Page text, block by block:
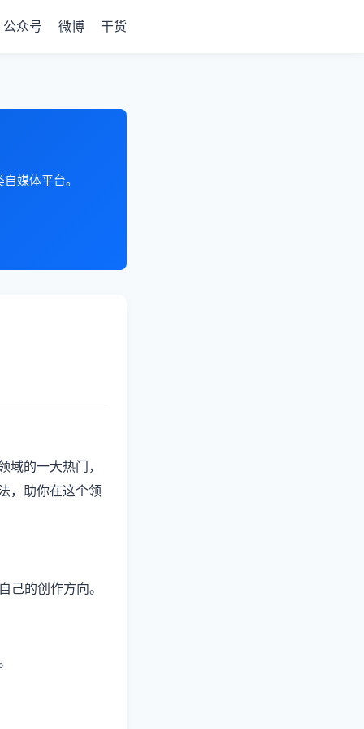
公众号 微博 干货
媒体平台。
域的一大热门，
，助你在这个领
己的创作方向。